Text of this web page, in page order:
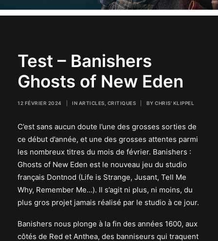
Test – Banishers
Ghosts of New Eden
12 FÉVRIER 2024 IN ARTICLES CRITIQUES BY CHRIS' KLIPPEL
C’est sans aucun doute l’une des grosses sorties de
ce début d’année, et une des grosses attentes parmi
les nombreux titres du mois de février. Banishers :
Ghosts of New Eden est le nouveau jeu du studio
français Dontnod (Life is Strange, Jusant, Tell Me
Why, Remember Me…). Il s’agit ni plus, ni moins, du
plus gros projet jamais réalisé par le studio à ce jour.
Banishers nous plonge à la fin des années 1600, aux
côtés de Red et Anthea, des banniseurs qui traquent